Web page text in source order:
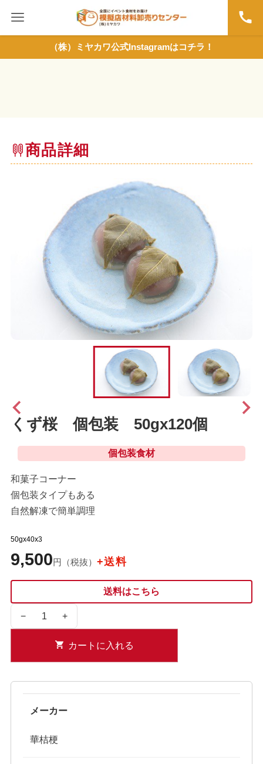
（株）ミヤカワ公式Instagramはコチラ！
商品詳細
くず桜 個包装 50gx120個
個包装食材
和菓子コーナー
個包装タイプもある
自然解凍で簡単調理
50gx40x3
9,500円（税抜） +送料
送料はこちら
− +
カートに入れる
メーカー
華桔梗